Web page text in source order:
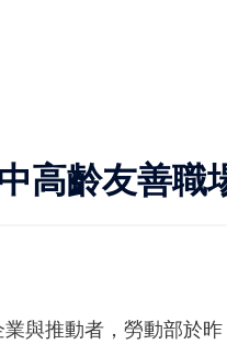
高齡友善職
與推動者，勞動部於